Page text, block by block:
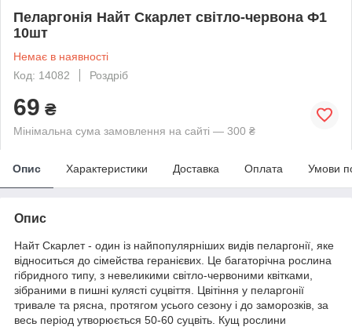
Пеларгонія Найт Скарлет світло-червона Ф1
10шт
Немає в наявності
Код: 14082
Роздріб
69 ₴
Мінімальна сума замовлення на сайті — 300 ₴
Опис Характеристики Доставка Оплата Умови
Опис
Найт Скарлет - один із найпопулярніших видів пеларгонії, яке
відноситься до сімейства геранієвих. Це багаторічна рослина
гібридного типу, з невеликими світло-червоними квітками,
зібраними в пишні кулясті суцвіття. Цвітіння у пеларгонії
тривале та рясна, протягом усього сезону і до заморозків, за
весь період утворюється 50-60 суцвіть. Кущ рослини